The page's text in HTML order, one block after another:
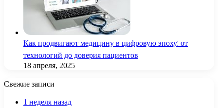
Как продвигают медицину в цифровую эпоху: от
технологий до доверия пациентов
18 апреля, 2025
Свежие записи
1 неделя назад